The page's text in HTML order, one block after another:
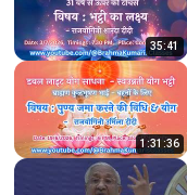
35:41
1:31:36